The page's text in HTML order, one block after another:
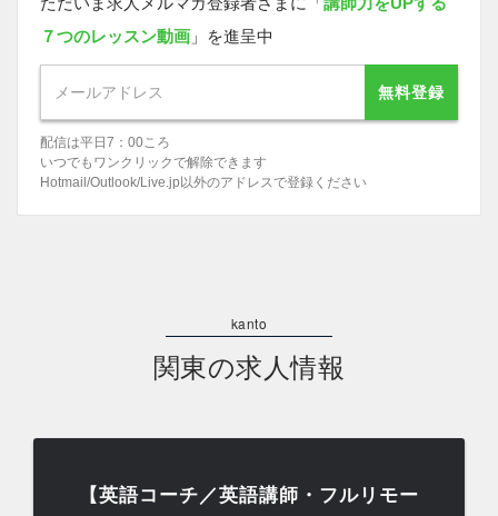
７つのレッスン動画 」を進呈中
無料登録
配信は平日7：00ころ
いつでもワンクリックで解除できます
Hotmail/Outlook/Live.jp以外のアドレスで登録ください
関東の求人情報
【英語コーチ／英語講師・フルリモー